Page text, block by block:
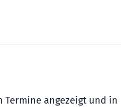
angezeigt und in